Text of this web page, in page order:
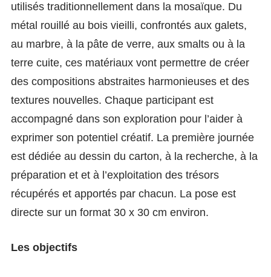
utilisés traditionnellement dans la mosaïque. Du
métal rouillé au bois vieilli, confrontés aux galets,
au marbre, à la pâte de verre, aux smalts ou à la
terre cuite, ces matériaux vont permettre de créer
des compositions abstraites harmonieuses et des
textures nouvelles. Chaque participant est
accompagné dans son exploration pour l’aider à
exprimer son potentiel créatif. La première journée
est dédiée au dessin du carton, à la recherche, à la
préparation et et à l’exploitation des trésors
récupérés et apportés par chacun. La pose est
directe sur un format 30 x 30 cm environ.
Les objectifs